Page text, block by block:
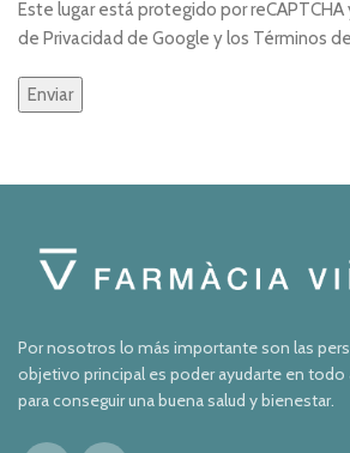
Este lugar está protegido por reCAPTCHA
de Privacidad de Google y los Términos
Por nosotros lo más importante son las
objetivo principal es poder ayudarte en
para conseguir una buena salud y bienestar.